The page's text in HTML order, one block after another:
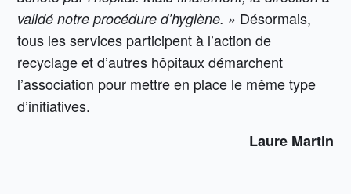
validé notre procédure d’hygiène. » Désormais,
tous les services participent à l’action de
recyclage et d’autres hôpitaux démarchent
l’association pour mettre en place le même type
d’initiatives.
Laure Martin